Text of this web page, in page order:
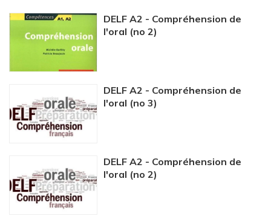
DELF A2 - Compréhension de
l'oral (no 2)
DELF A2 - Compréhension de
l'oral (no 3)
DELF A2 - Compréhension de
l'oral (no 2)